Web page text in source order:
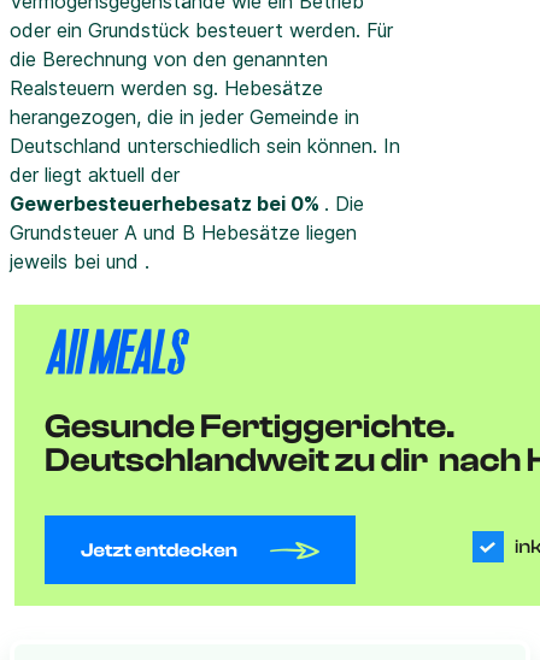
oder ein Grundstück besteuert werden. Für
die Berechnung von den genannten
Realsteuern werden sg. Hebesätze
herangezogen, die in jeder Gemeinde in
Deutschland unterschiedlich sein können. In
der liegt aktuell der
Gewerbesteuerhebesatz bei 0% . Die
Grundsteuer A und B Hebesätze liegen
jeweils bei und .